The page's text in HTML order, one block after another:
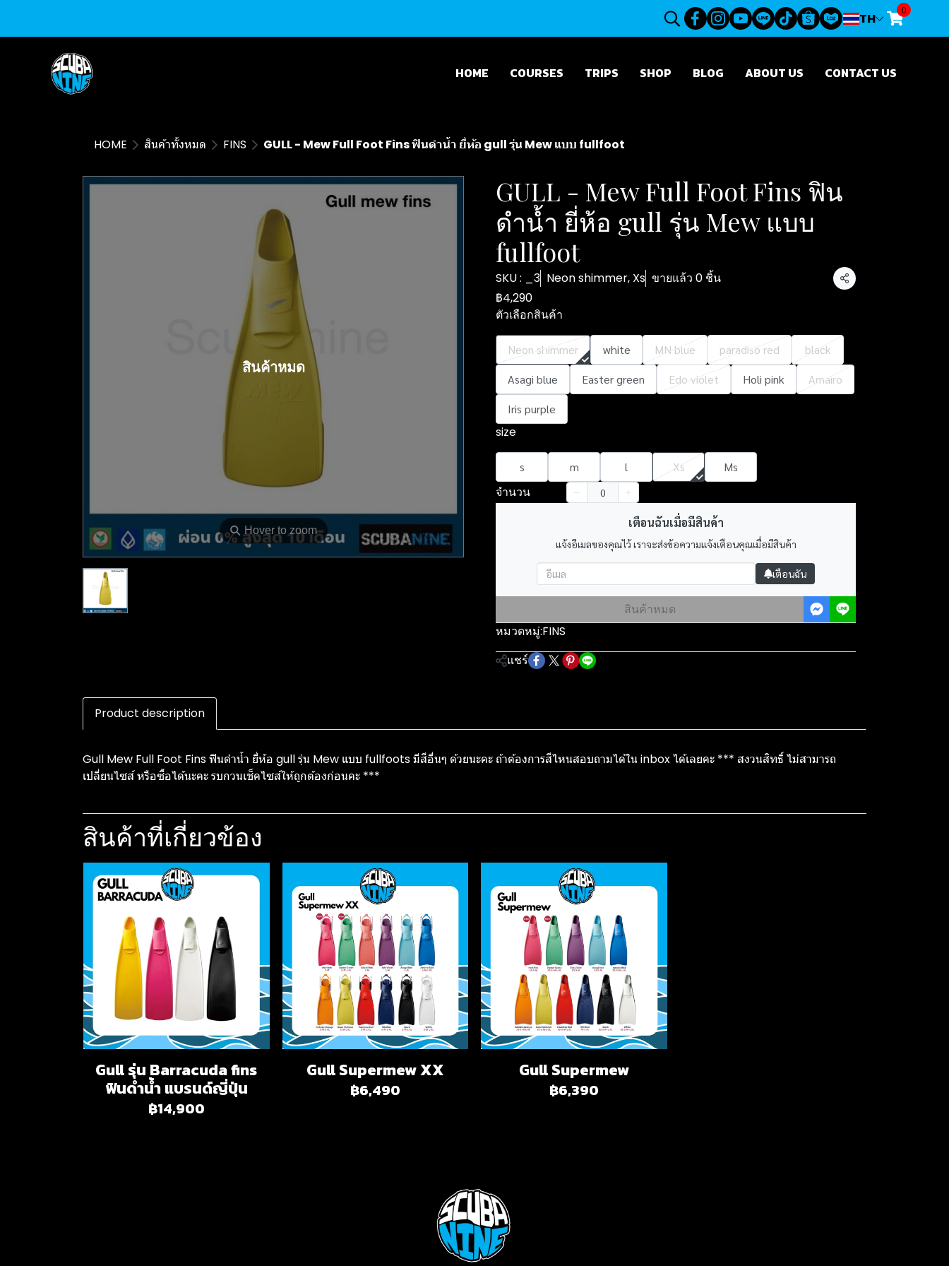
TH 0
HOME COURSES TRIPS SHOP BLOG ABOUT US CONTACT US
HOME สินค้าทั้งหมด FINS GULL - Mew Full Foot Fins ฟินดำน้ำ ยี่ห้อ gull รุ่น Mew แบบ fullfoot
⚲Hover to zoom
สินค้าหมด
GULL - Mew Full Foot Fins ฟิน
ดำน้ำ ยี่ห้อ gull รุ่น Mew แบบ
fullfoot
SKU : _3 Neon shimmer, Xs ขายแล้ว 0 ชิ้น
แชร์
฿4,290
ตัวเลือกสินค้า
Neon shimmer white MN blue paradiso red
black
Asagi blue
Easter green Edo violet Holi pink
Amairo
Iris purple
size
s m l Xs Ms
จำนวน
เตือนฉันเมื่อมีสินค้า
แจ้งอีเมลของคุณไว้ เราจะส่งข้อความแจ้งเตือนคุณเมื่อมีสินค้า
เตือนฉัน
สินค้าหมด
หมวดหมู่:FINS
แชร์
Product description
Gull Mew Full Foot Fins ฟินดำน้ำ ยี่ห้อ gull รุ่น Mew แบบ fullfoots มีสีอื่นๆ ด้วยนะคะ ถ้าต้องการสีไหนสอบถามได้ใน inbox ได้เลยคะ *** สงวนสิทธิ์ ไม่สามารถ
เปลี่ยนไซส์ หรือซื้อได้นะคะ รบกวนเช็คไซส์ให้ถูกต้องก่อนคะ ***
สินค้าที่เกี่ยวข้อง
Gull รุ่น Barracuda fins
ฟินดำน้ำ แบรนด์ญี่ปุ่น
฿14,900
Gull Supermew XX
฿6,490
Gull Supermew
฿6,390